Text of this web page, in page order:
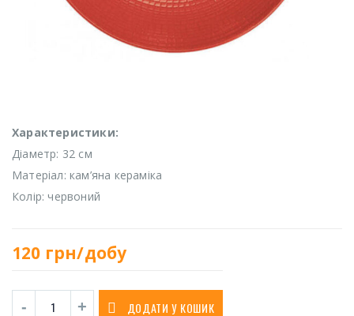
Характеристики:
Діаметр: 32 см
Матеріал: кам’яна кераміка
Колір: червоний
120 грн/добу
ДОДАТИ У КОШИК